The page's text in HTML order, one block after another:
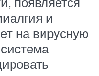
и
на вирусную